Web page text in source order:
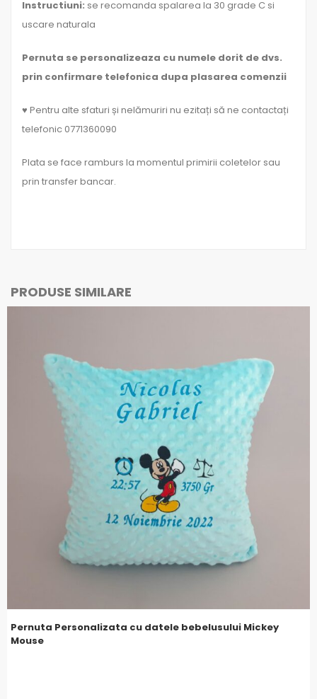
Instructiuni: se recomanda spalarea la 30 grade C si
uscare naturala
Pernuta se personalizeaza cu numele dorit de dvs.
prin confirmare telefonica dupa plasarea comenzii
♥ Pentru alte sfaturi și nelămuriri nu ezitați să ne contactați
telefonic 0771360090
Plata se face ramburs la momentul primirii coletelor sau
prin transfer bancar.
PRODUSE SIMILARE
Pernuta Personalizata cu datele bebelusului Mickey
Mouse